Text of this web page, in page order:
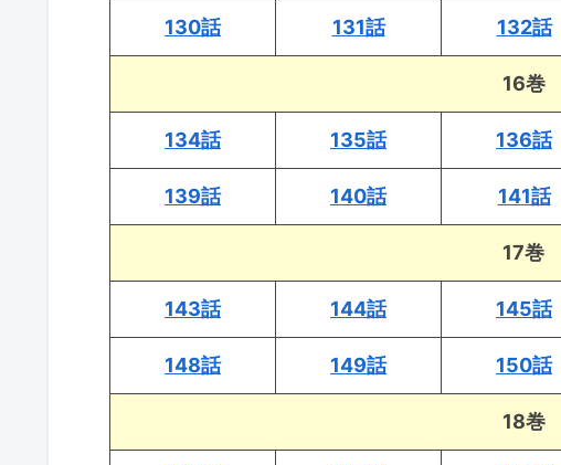
130話 131話 132話
16巻
134話 135話 136話
139話 140話 141話
17巻
143話 144話 145話
148話 149話 150話
18巻